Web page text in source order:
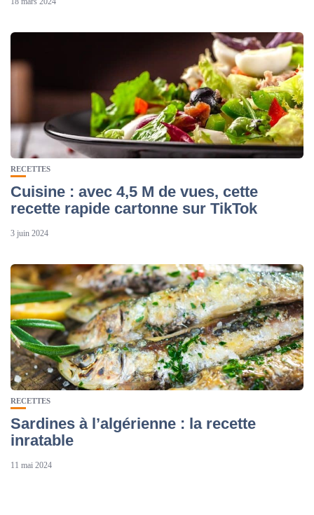
RECETTES
Cuisine : avec 4,5 M de vues, cette
recette rapide cartonne sur TikTok
3 juin 2024
RECETTES
Sardines à l’algérienne : la recette
inratable
11 mai 2024